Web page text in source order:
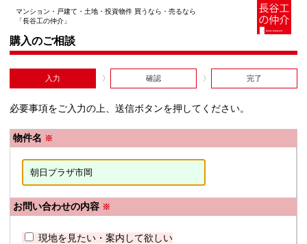
マンション・戸建て・土地・投資物件 買うなら・売るなら
「長谷工の仲介」
購入のご相談
入力 確認 完了
必要事項をご入力の上、送信ボタンを押してください。
物件名 ※
お問い合わせの内容 ※
現地を見たい・案内して欲しい